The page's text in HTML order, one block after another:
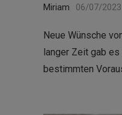
Miriam 06/07/2023
Neue Wünsche
langer Zeit gab
bestimmten